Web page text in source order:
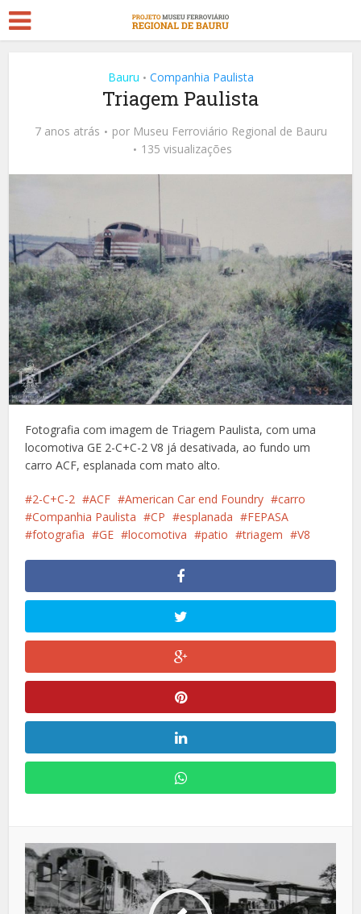
Bauru • Companhia Paulista
Triagem Paulista
7 anos atrás por Museu Ferroviário Regional de Bauru
135 visualizações
Fotografia com imagem de Triagem Paulista, com uma
locomotiva GE 2-C+C-2 V8 já desativada, ao fundo um
carro ACF, esplanada com mato alto.
2-C+C-2 ACF American Car end Foundry
carro
Companhia Paulista
CP esplanada
FEPASA
fotografia
GE locomotiva patio triagem V8